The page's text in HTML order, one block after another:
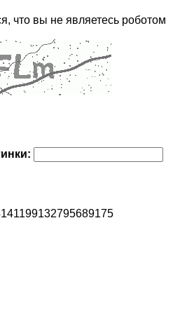
что вы не являетесь роботом